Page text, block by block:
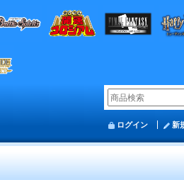
ログイン 新